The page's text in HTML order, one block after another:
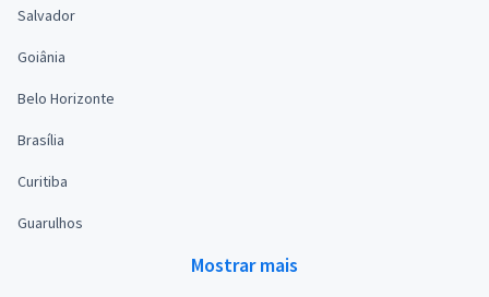
Salvador
Goiânia
Belo Horizonte
Brasília
Curitiba
Guarulhos
Mostrar mais